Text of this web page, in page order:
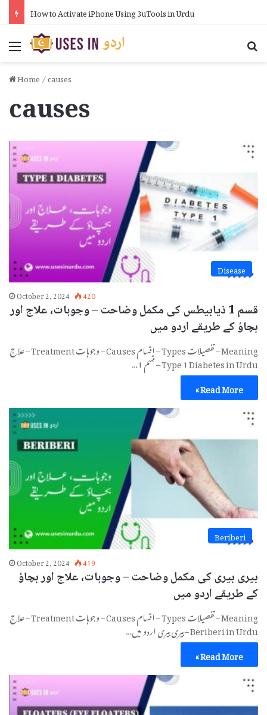
How to Activate iPhone Using 3uTools in Urdu
Menu
Home/causes
causes
Disease
October 2, 2024 420
قسم 1 ذیابیطس کی مکمل وضاحت – وجوہات، علاج اور
بچاؤ کے طریقے اردو میں
Meaning – تفصیلات Types – اقسام Causes – وجوہات Treatment – علاج
Type 1 Diabetes in Urdu – قسم 1…
Read More »
Beriberi
October 2, 2024 419
بیری بیری کی مکمل وضاحت – وجوہات، علاج اور بچاؤ
کے طریقے اردو میں
Meaning – تفصیلات Types – اقسام Causes – وجوہات Treatment – علاج
Beriberi in Urdu – بیری بیری اردو میں…
Read More »